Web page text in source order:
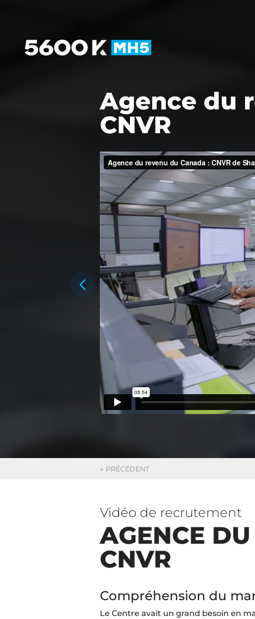
Agence du
CNVR
← PRÉCÉDENT
Vidéo de recrutement
AGENCE
CNVR
Compréhension du
Le Centre avait un grand besoin en